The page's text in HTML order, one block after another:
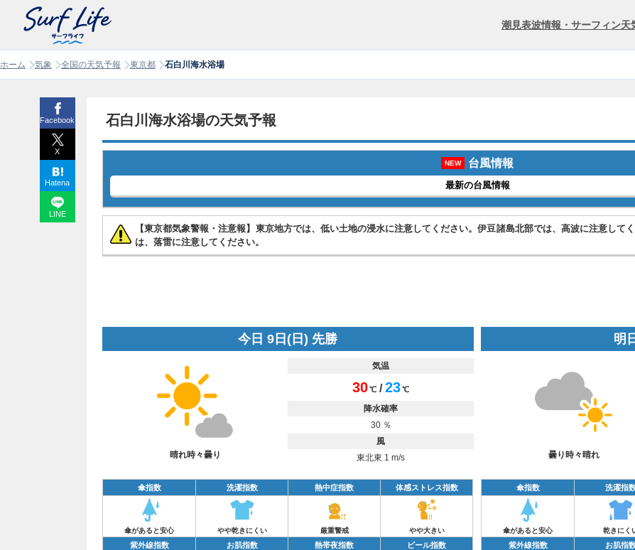
潮見表波情報・サーフィン天
ホーム 気象 全国の天気予報 東京都 石白川海水浴場
石白川海水浴場の天気予報
NEW 台風情報
最新の台風情報
【東京都気象警報・注意報】東京地方では、低い土地の浸水に注意してください。伊豆諸島北部では、高波に注意して
は、落雷に注意してください。
今日 9日(日) 先勝
晴れ時々曇り
気温
30℃ /23℃
降水確率
30 ％
風
東北東 1 m/s
傘指数 洗濯指数 熱中症指数 体感ストレス指数
傘があると安心 やや乾きにくい 厳重警戒 やや大きい
紫外線指数 お肌指数 熱帯夜指数 ビール指数
明
曇り時々晴れ
傘指数 洗濯指
傘があると安心 乾きにく
紫外線指数 お肌指
Facebook
X
Hatena
LINE